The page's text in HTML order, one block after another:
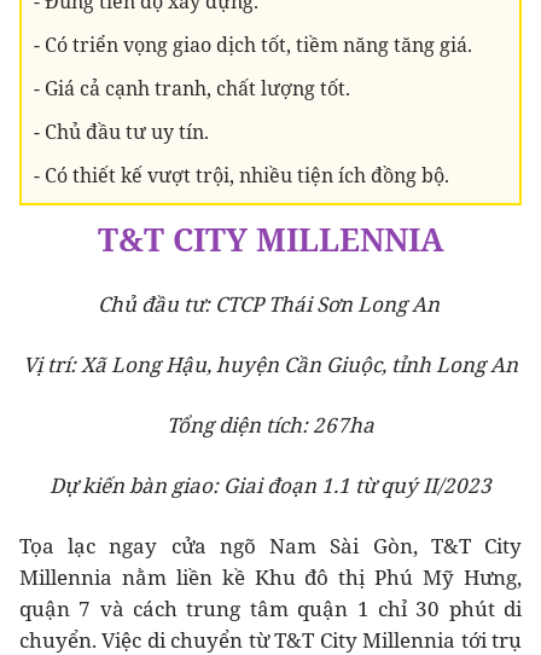
- Có triển vọng giao dịch tốt, tiềm năng tăng giá.
- Giá cả cạnh tranh, chất lượng tốt.
- Chủ đầu tư uy tín.
- Có thiết kế vượt trội, nhiều tiện ích đồng bộ.
T&T CITY MILLENNIA
Chủ đầu tư: CTCP Thái Sơn Long An
Vị trí: Xã Long Hậu, huyện Cần Giuộc, tỉnh Long An
Tổng diện tích: 267ha
Dự kiến bàn giao: Giai đoạn 1.1 từ quý II/2023
Tọa lạc ngay cửa ngõ Nam Sài Gòn, T&T City
Millennia nằm liền kề Khu đô thị Phú Mỹ Hưng,
quận 7 và cách trung tâm quận 1 chỉ 30 phút di
chuyển. Việc di chuyển từ T&T City Millennia tới trụ